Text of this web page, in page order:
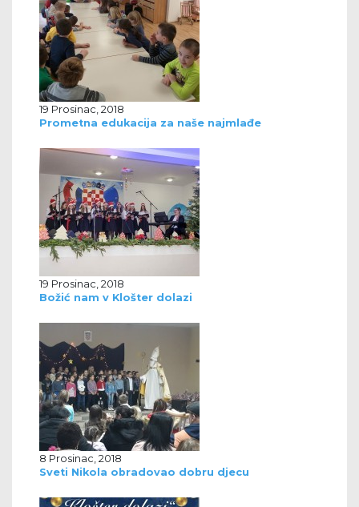
19 Prosinac, 2018
Prometna edukacija za naše najmlađe
19 Prosinac, 2018
Božić nam v Klošter dolazi
8 Prosinac, 2018
Sveti Nikola obradovao dobru djecu